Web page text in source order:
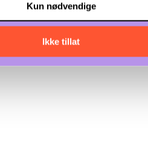
Kun nødvendige
Ikke tillat